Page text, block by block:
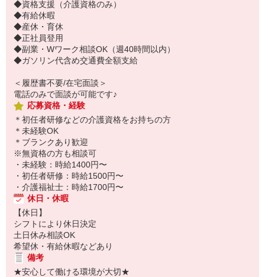
◆資格支援（介護資格のみ）
◆有給休暇
◆産休・育休
◆正社員登用
◆副業・Wワーク相談OK（週40時間以内）
◆ガソリン代含め交通費全額支給
＜履歴書不要/在宅面談＞
電話のみで面談が可能です♪
応募資格・経験
＊初任者研修などの介護資格をお持ちの方
＊未経験OK
＊ブランクあり歓迎
※無資格の方も相談可
・未経験：時給1400円〜
・初任者研修：時給1500円〜
・介護福祉士：時給1700円〜
休日・休暇
【休日】
シフトにより休日決定
土日休み相談OK
希望休・有給休暇などあり
備考
★安心して働ける環境が大切★